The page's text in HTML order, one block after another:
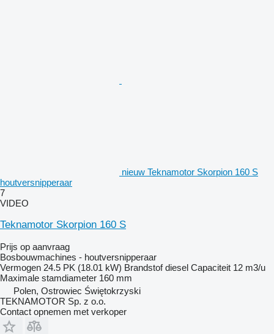
nieuw Teknamotor Skorpion 160 S
houtversnipperaar
7
VIDEO
Teknamotor Skorpion 160 S
Prijs op aanvraag
Bosbouwmachines - houtversnipperaar
Vermogen 24.5 PK (18.01 kW) Brandstof diesel Capaciteit 12 m3/u
Maximale stamdiameter 160 mm
Polen, Ostrowiec Świętokrzyski
TEKNAMOTOR Sp. z o.o.
Contact opnemen met verkoper